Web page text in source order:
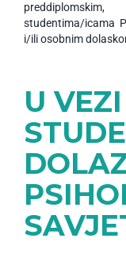
studentima/icama
i/ili osobnim
U